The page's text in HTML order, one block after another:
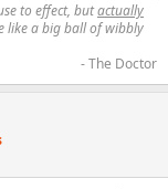
to effect, butactually
like a big ball of wibbly
- The Doctor​